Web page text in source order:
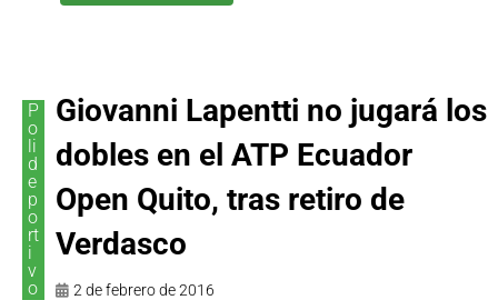
P
o
li
d
e
p
o
rt
i
v
o
Giovanni Lapentti no jugará los
dobles en el ATP Ecuador
Open Quito, tras retiro de
Verdasco
2 de febrero de 2016